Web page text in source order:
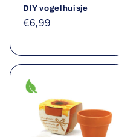
DIY vogelhuisje
Normale
€6,99